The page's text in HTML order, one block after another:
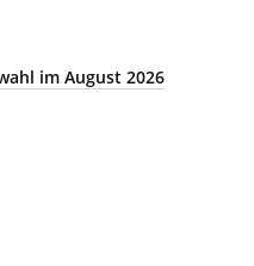
im August 2026